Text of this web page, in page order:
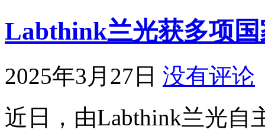
Labthink兰光获多项
2025年3月27日 没有评论
近日，由Labthink兰光自